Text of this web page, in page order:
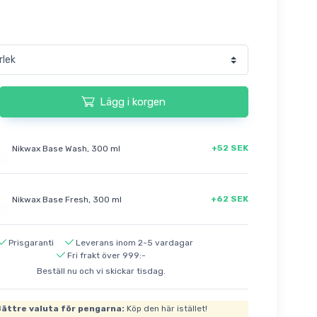
Lägg i korgen
Nikwax Base Wash, 300 ml +52 SEK
Nikwax Base Fresh, 300 ml +62 SEK
Prisgaranti
Leverans inom 2-5 vardagar
Fri frakt över 999:-
Beställ nu och vi skickar tisdag.
valuta för pengarna: Köp den här istället!